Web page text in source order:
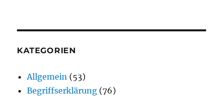
KATEGORIEN
Allgemein (53)
Begriffserklärung (76)